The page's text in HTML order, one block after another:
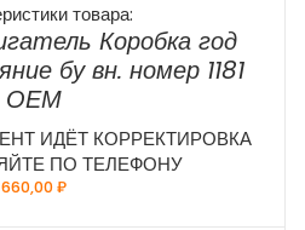
товара:
Коробка год
бу вн. номер 1181
ОЕМ
ИДЁТ КОРРЕКТИРОВКА
ПО ТЕЛЕФОНУ
660,00₽